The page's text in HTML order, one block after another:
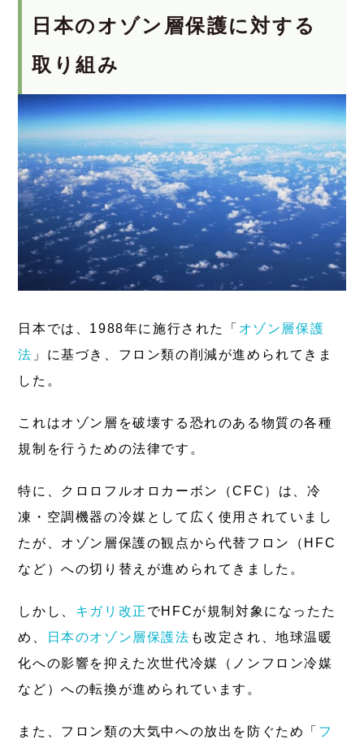
日本のオゾン層保護に対する
取り組み
日本では、1988年に施行された「 オゾン層保護
法 」に基づき、フロン類の削減が進められてきま
した。
これはオゾン層を破壊する恐れのある物質の各種
規制を行うための法律です。
特に、クロロフルオロカーボン（CFC）は、冷
凍・空調機器の冷媒として広く使用されていまし
たが、オゾン層保護の観点から代替フロン（HFC
など）への切り替えが進められてきました。
しかし、 キガリ改正 でHFCが規制対象になったた
め、
日本のオゾン層保護法 も改定され、地球温暖
化への影響を抑えた次世代冷媒（ノンフロン冷媒
など）への転換が進められています。
また、フロン類の大気中への放出を防ぐため「 フ